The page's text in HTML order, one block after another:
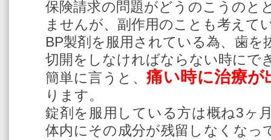
保険請求の問題がどうのこうのと
ませんが、副作用のことも考えて
BP製剤を服用されている為、歯
切開をしなければならない時にで
簡単に言うと、痛い時に治療が
ります。
錠剤を服用している方は概ね3ヶ
体内にその成分が残留しなくなっ